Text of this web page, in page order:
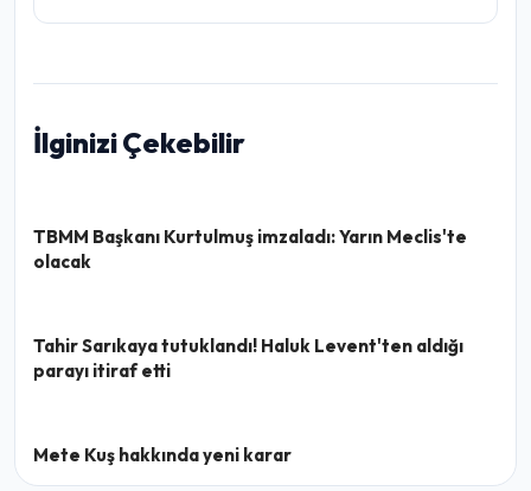
İlginizi Çekebilir
TBMM Başkanı Kurtulmuş imzaladı: Yarın Meclis'te
olacak
Tahir Sarıkaya tutuklandı! Haluk Levent'ten aldığı
parayı itiraf etti
Mete Kuş hakkında yeni karar